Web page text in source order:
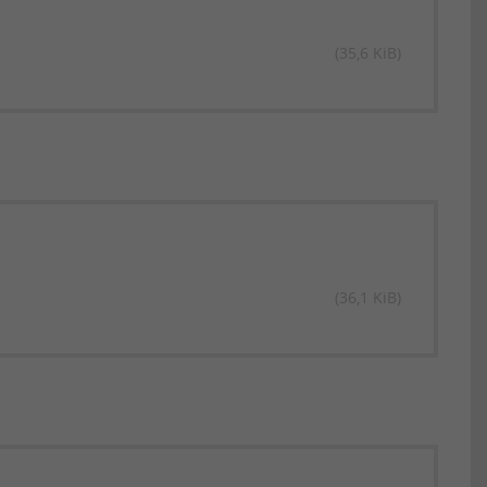
(35,6 KiB)
(36,1 KiB)